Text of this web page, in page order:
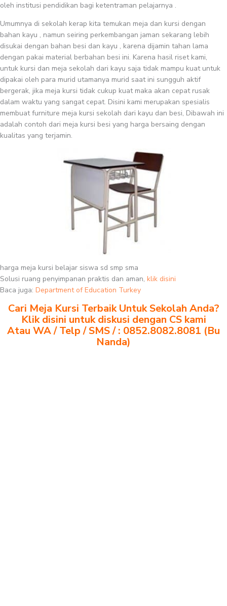
oleh institusi pendidikan bagi ketentraman pelajarnya .
Umumnya di sekolah kerap kita temukan meja dan kursi dengan
bahan kayu , namun seiring perkembangan jaman sekarang lebih
disukai dengan bahan besi dan kayu , karena dijamin tahan lama
dengan pakai material berbahan besi ini. Karena hasil riset kami,
untuk kursi dan meja sekolah dari kayu saja tidak mampu kuat untuk
dipakai oleh para murid utamanya murid saat ini sungguh aktif
bergerak, jika meja kursi tidak cukup kuat maka akan cepat rusak
dalam waktu yang sangat cepat. Disini kami merupakan spesialis
membuat furniture meja kursi sekolah dari kayu dan besi, Dibawah ini
adalah contoh dari meja kursi besi yang harga bersaing dengan
kualitas yang terjamin.
harga meja kursi belajar siswa sd smp sma
Solusi ruang penyimpanan praktis dan aman, klik disini
Baca juga: Department of Education Turkey
Cari Meja Kursi Terbaik Untuk Sekolah Anda?
Klik disini untuk diskusi dengan CS kami
Atau WA / Telp / SMS / : 0852.8082.8081 (Bu
Nanda)